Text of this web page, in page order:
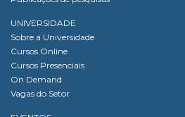
UNIVERSIDADE
Sobre a Universidade
Cursos Online
Cursos Presenciais
On Demand
Vagas do Setor